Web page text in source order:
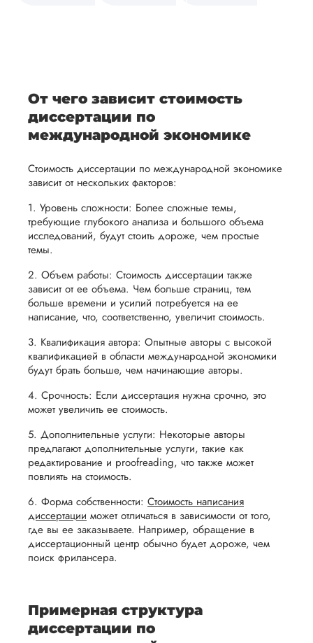
темы.
готовы
предоставить
помощь
подготовке
презентации
и речи
перед
защитой.
цель -
обеспечить
вам
уверенность
в своей
работе и
помочь
вам
пройти
процесс
защиты
научной
работы.
и
проведения
проверки
работы,
установленная
сумма
будет
возвращена
заказчику.
Мы
стремимся
осуществлять
процесс
возврата
способом,
удобным
для вас,
в
разумные
сроки
после
утверждения
на
возврат.
работы. В
начале
сотрудничества
мы
обсудим
договоримся
о сроках
чтобы
учесть
все
аспекты
написания
работы.
От чего зависит стоимость
диссертации по
международной экономике
Стоимость диссертации по международной экономике
зависит от нескольких факторов:
1. Уровень сложности: Более сложные темы,
требующие глубокого анализа и большого объема
исследований, будут стоить дороже, чем простые
темы.
2. Объем работы: Стоимость диссертации также
зависит от ее объема. Чем больше страниц, тем
больше времени и усилий потребуется на ее
написание, что, соответственно, увеличит стоимость.
3. Квалификация автора: Опытные авторы с высокой
квалификацией в области международной экономики
будут брать больше, чем начинающие авторы.
4. Срочность: Если диссертация нужна срочно, это
может увеличить ее стоимость.
5. Дополнительные услуги: Некоторые авторы
предлагают дополнительные услуги, такие как
редактирование и proofreading, что также может
повлиять на стоимость.
6. Форма собственности: Стоимость написания
диссертации может отличаться в зависимости от того,
где вы ее заказываете. Например, обращение в
диссертационный центр обычно будет дороже, чем
поиск фрилансера.
Примерная структура
диссертации по